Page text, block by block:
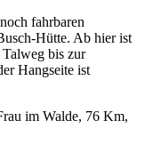
fahrbaren
Hütte. Ab hier ist
bis zur
Hangseite ist
im Walde, 76 Km,